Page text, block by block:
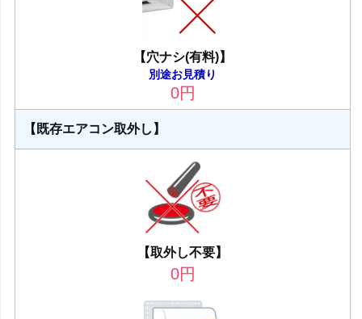
【穴ナシ(有料)】
別途お見積り
0円
【既存エアコン取外し】
【取外し不要】
0円